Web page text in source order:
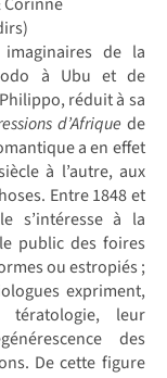
de la
à Ubu et de
réduit à sa
d’Afrique de
a en effet
à l’autre, aux
Entre 1848 et
s’intéresse à la
public des foires
ou estropiés ;
expriment,
leur
des
De cette figure